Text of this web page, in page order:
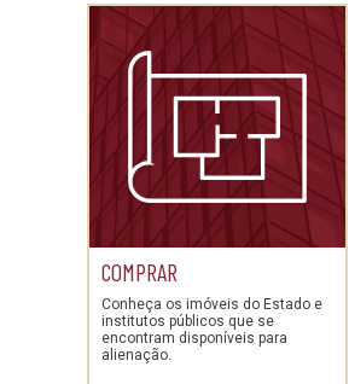
COMPRAR
Conheça os imóveis do Estado e
institutos públicos que se
encontram disponíveis para
alienação.